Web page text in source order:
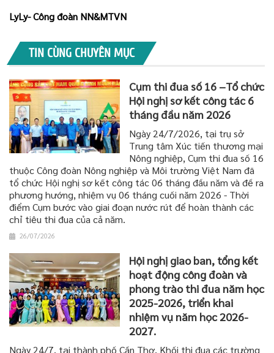
LyLy- Công đoàn NN&MTVN
TIN CÙNG CHUYÊN MỤC
Cụm thi đua số 16 –Tổ chức
Hội nghị sơ kết công tác 6
tháng đầu năm 2026
Ngày 24/7/2026, tại trụ sở
Trung tâm Xúc tiến thương mại
Nông nghiệp, Cụm thi đua số 16
thuộc Công đoàn Nông nghiệp và Môi trường Việt Nam đã
tổ chức Hội nghị sơ kết công tác 06 tháng đầu năm và đề ra
phương hướng, nhiệm vụ 06 tháng cuối năm 2026 - Thời
điểm Cụm bước vào giai đoạn nước rút để hoàn thành các
chỉ tiêu thi đua của cả năm.
26/07/2026
Hội nghị giao ban, tổng kết
hoạt động công đoàn và
phong trào thi đua năm học
2025-2026, triển khai
nhiệm vụ năm học 2026-
2027.
Ngày 24/7, tại thành phố Cần Thơ, Khối thi đua các trường